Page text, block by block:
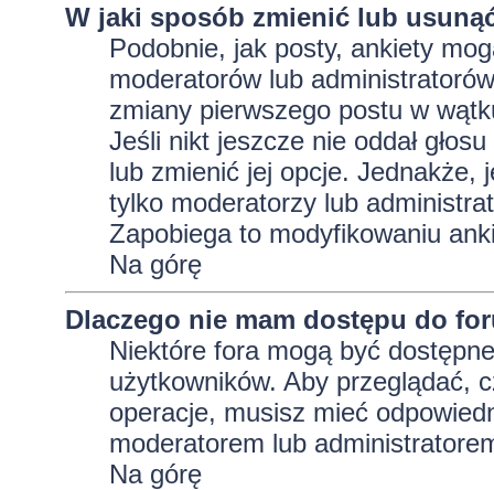
W jaki sposób zmienić lub
Podobnie, jak posty, ankiety
moderatorów lub
zmiany pierwszego postu w
Jeśli nikt jeszcze nie oddał
lub zmienić jej opcje. Jednakże,
tylko moderatorzy lub
Zapobiega to modyfikowaniu
Na górę
Dlaczego nie mam dostępu do
Niektóre fora mogą być
użytkowników. Aby przeglądać,
operacje, musisz mieć
moderatorem lub
Na górę